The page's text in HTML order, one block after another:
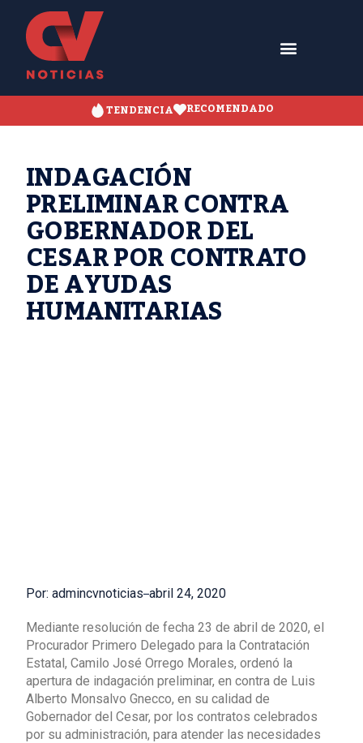
TENDENCIA RECOMENDADO
INDAGACIÓN
PRELIMINAR CONTRA
GOBERNADOR DEL
CESAR POR CONTRATO
DE AYUDAS
HUMANITARIAS
Por: admincvnoticias abril 24, 2020
Mediante resolución de fecha 23 de abril de 2020, el
Procurador Primero Delegado para la Contratación
Estatal, Camilo José Orrego Morales, ordenó la
apertura de indagación preliminar, en contra de Luis
Alberto Monsalvo Gnecco, en su calidad de
Gobernador del Cesar, por los contratos celebrados
por su administración, para atender las necesidades